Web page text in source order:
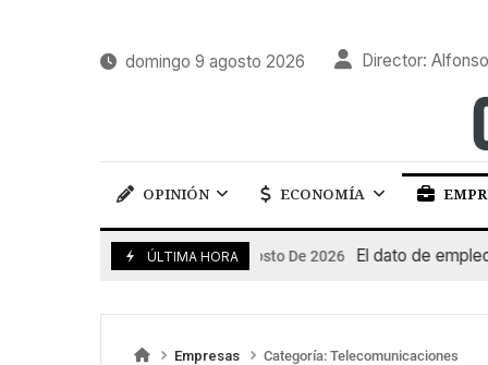
domingo 9 agosto 2026 Director:
OPINIÓN ECONOMÍA
ÚLTIMA HORA
7 De Agosto De 2026 El dato de empleo
Empresas Categoría: Telecomunicaciones